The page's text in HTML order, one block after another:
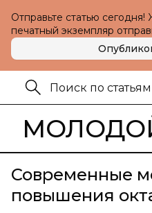
Отправьте статью
печатный экземпляр
Современные
повышения